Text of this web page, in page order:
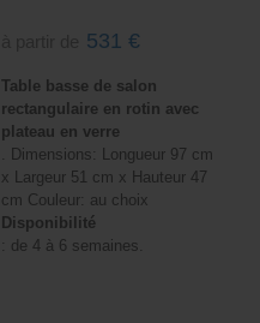
531 €
Table basse de salon
rectangulaire en rotin avec
plateau en verre
. Dimensions: Longueur 97 cm
x Largeur 51 cm x Hauteur 47
cm Couleur: au choix
Disponibilité
: de 4 à 6 semaines.